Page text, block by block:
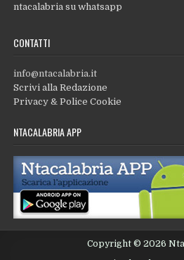
ntacalabria su whatsapp
CONTATTI
info@ntacalabria.it
Scrivi alla Redazione
Privacy & Police Cookie
NTACALABRIA APP
Copyright © 2026